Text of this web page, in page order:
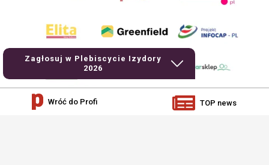
Zagłosuj w Plebiscycie Izydory
2026
Wróć do Profi TOP news